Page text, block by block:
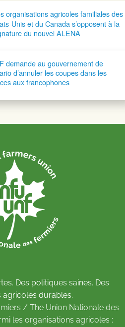
organisations agricoles familiales des
Unis et du Canada s’opposent à la
du nouvel ALENA
demande au gouvernement de
d’annuler les coupes dans les
aux francophones
Des politiques saines. Des
agricoles durables.
/ The Union Nationale des
les organisations agricoles :